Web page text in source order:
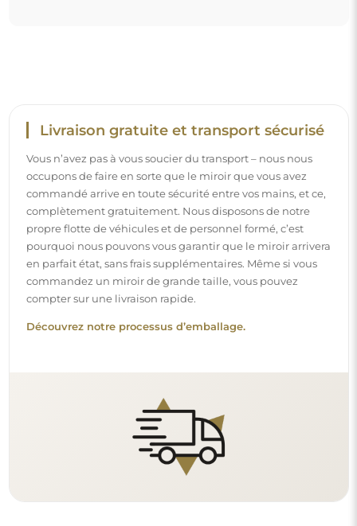
Montage facile
Nous nous chargeons de la fabrication et de la livraison
des miroirs, tandis que l’installation est à votre
responsabilité. Étant donné les particularités de chaque
standards. Cela vous offre la liberté de sélectionner les
Lire notre guide d’installation pas à pas.